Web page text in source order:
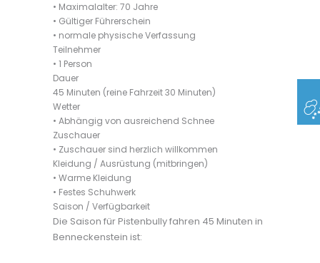
• Maximalalter: 70 Jahre
• Gültiger Führerschein
• normale physische Verfassung
Teilnehmer
• 1 Person
Dauer
45 Minuten (reine Fahrzeit 30 Minuten)
Wetter
• Abhängig von ausreichend Schnee
Zuschauer
• Zuschauer sind herzlich willkommen
Kleidung / Ausrüstung (mitbringen)
• Warme Kleidung
• Festes Schuhwerk
Saison / Verfügbarkeit
Die Saison für Pistenbully fahren 45 Minuten in
Benneckenstein ist: